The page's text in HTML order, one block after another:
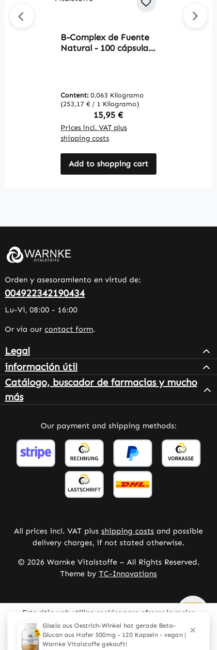
B-Complex de Fuente
Natural - 100 cápsulas
energía, el sistema
inmunitario y más |
Warnke Vitalstoffe
Content: 0.063 Kilogramo
(253,17 € / 1 Kilogramo)
Regular price:
15,95 €
Prices incl. VAT plus
shipping costs
Add to shopping cart
Orden y asesoramiento en virtud de:
004922342190434
Lu-Vi, 08:00 - 16:00
Or via our contact form.
Legal
información útil
Catálogo, buscador de farmacias y mucho
más
Our payment and shipping methods:
All prices incl. VAT plus shipping costs and possible
delivery charges, if not stated otherwise.
© 2026 Warnke Vitalstoffe – All Rights Reserved.
Theme by TC-Innovations
Este sitio web utiliza cookies para ofrecer la mejor
experiencia posible.Mehr Informationen ...
Solo los técnicamente necesarios
Configurar